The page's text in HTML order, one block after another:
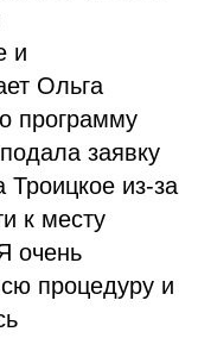
и
Ольга
программу
заявку
из-за
к месту
очень
процедуру и